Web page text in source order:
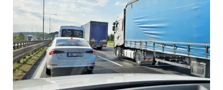
Česku
mají
stále
velký
problém
se
záchranářskou
uličkou.
Když
uhýbají,